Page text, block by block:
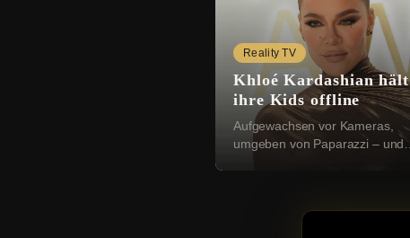
Reality TV
Khloé Kardashian hält
ihre Kids offline
Aufgewachsen vor Kameras,
umgeben von Paparazzi – und